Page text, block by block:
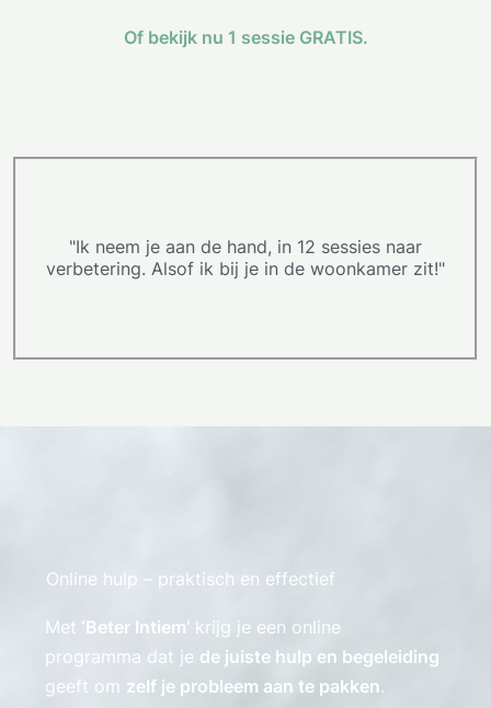
Of bekijk nu 1 sessie GRATIS.
"Ik neem je aan de hand, in 12 sessies naar
verbetering. Alsof ik bij je in de woonkamer zit!"
Online hulp – praktisch en effectief
Met ‘Beter Intiem’ krijg je een online
programma dat je de juiste hulp en begeleiding
geeft om zelf je probleem aan te pakken.